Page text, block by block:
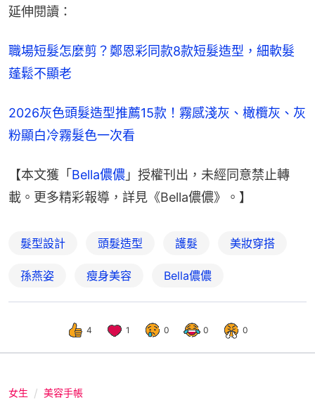
延伸閱讀：
職場短髮怎麼剪？鄭恩彩同款8款短髮造型，細軟髮
蓬鬆不顯老
2026灰色頭髮造型推薦15款！霧感淺灰、橄欖灰、灰
粉顯白冷霧髮色一次看
【本文獲「 Bella儂儂 」授權刊出，未經同意禁止轉
載。更多精彩報導，詳見《Bella儂儂》。】
髮型設計 頭髮造型 護髮 美妝穿搭
孫燕姿 瘦身美容 Bella儂儂
4 1 0 0 0
女生 美容手帳